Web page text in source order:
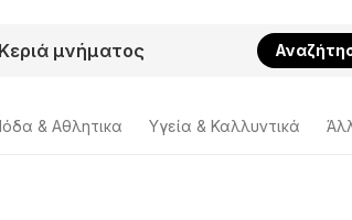
& Aθλητικα Υγεία & Καλλυντικά